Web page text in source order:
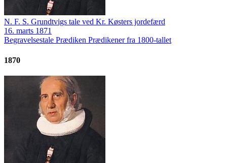
N. F. S. Grundtvigs tale ved Kr. Køsters jordefærd
16. marts 1871
Begravelsestale Prædiken Prædikener fra 1800-tallet
1870